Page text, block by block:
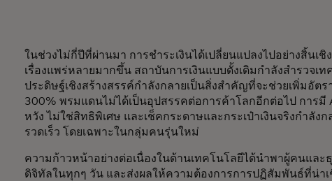
ในช่วงไม่กี่ปีที่ผ่านมา การชำระเงินได้เปลี่ยนแปลงไปอย่างสิ้นเชิ
เรื่องแพร่หลายมากขึ้น สถาบันการเงินแบบดั้งเดิมกำลังสำรวจ
ประดิษฐ์เชิงสร้างสรรค์กำลังกลายเป็นสิ่งสำคัญที่จะช่วยเพิ่มอัต
300% พรมแดนไม่ได้เป็นอุปสรรคต่อการค้าโลกอีกต่อไป การมี
หวัง ไม่ใช่สิทธิพิเศษ และเช็คกระดาษและกระเป๋าเงินจริงกำลัง
รวดเร็ว โดยเฉพาะในกลุ่มคนรุ่นใหม่
ความก้าวหน้าอย่างต่อเนื่องในด้านเทคโนโลยีได้นำพาผู้คนและ
ดิจิทัลในทุกๆ วัน และส่งผลให้ความต้องการการปฏิสัมพันธ์ที่น่า